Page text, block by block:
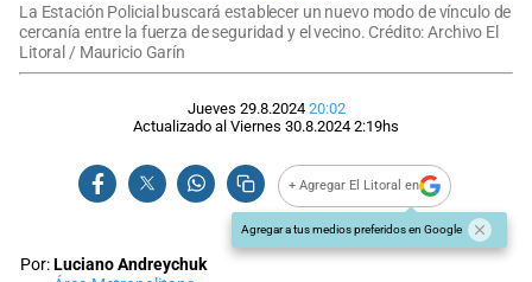
La Estación Policial buscará establecer un nuevo modo de vínculo de
cercanía entre la fuerza de seguridad y el vecino. Crédito: Archivo El
Litoral / Mauricio Garín
Jueves 29.8.2024 20:02
Actualizado al Viernes 30.8.2024 2:19hs
+ Agregar El Litoral en
Agregar a tus medios preferidos en Google
Por:Luciano Andreychuk